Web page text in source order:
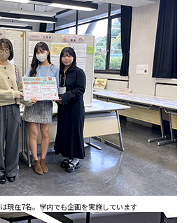
現在7名。学内でも企画を実施しています